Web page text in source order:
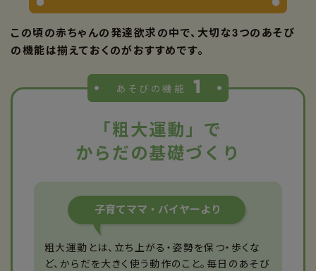
この頃の赤ちゃんの発達欲求の中で、 大切な3つのあそび
の機能は揃えておくのがおすすめです。
あそびの機能
「粗大運動」で
からだの基礎づくり
子育てママ・バイヤーより
粗大運動とは、立ち上がる・姿勢を保つ・歩くな
ど、からだを大きく使う動作のこと。毎日のあそび